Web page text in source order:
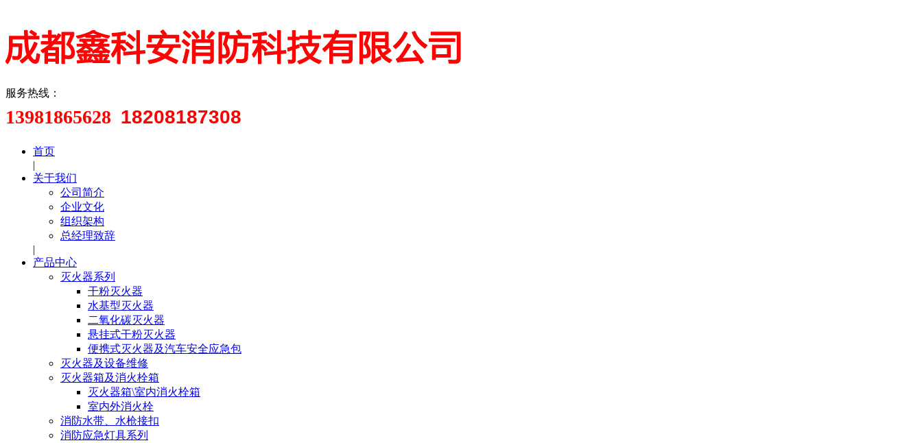
服务热线：
13981865628 18208187308
首页
|
关于我们
公司简介
企业文化
组织架构
总经理致辞
|
产品中心
灭火器系列
干粉灭火器
水基型灭火器
二氧化碳灭火器
悬挂式干粉灭火器
便携式灭火器及汽车安全应急包
灭火器及设备维修
灭火器箱及消火栓箱
灭火器箱\室内消火栓箱
室内外消火栓
消防水带、水枪接扣
消防应急灯具系列